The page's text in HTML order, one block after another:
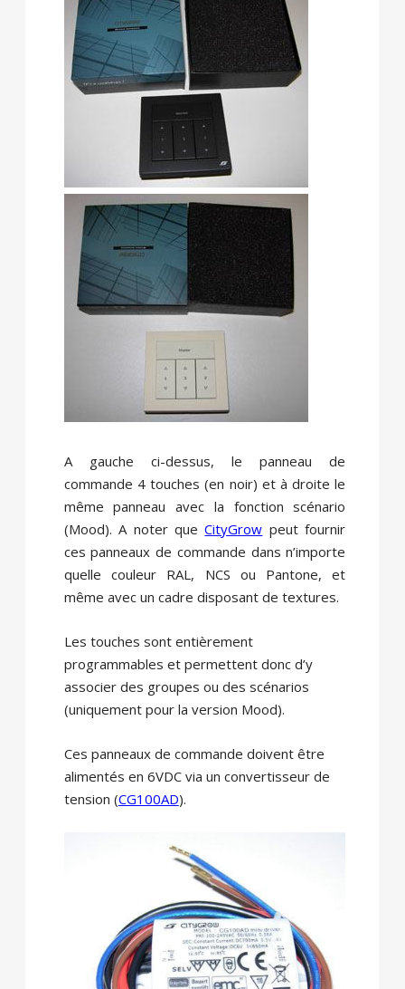
A gauche ci-dessus, le panneau de
commande 4 touches (en noir) et à droite le
même panneau avec la fonction scénario
(Mood). A noter queCityGrow peut fournir
ces panneaux de commande dans n’importe
quelle couleur RAL, NCS ou Pantone, et
même avec un cadre disposant de textures.
Les touches sont entièrement
programmables et permettent donc d’y
associer des groupes ou des scénarios
(uniquement pour la version Mood).
Ces panneaux de commande doivent être
alimentés en 6VDC via un convertisseur de
tension (CG100AD).